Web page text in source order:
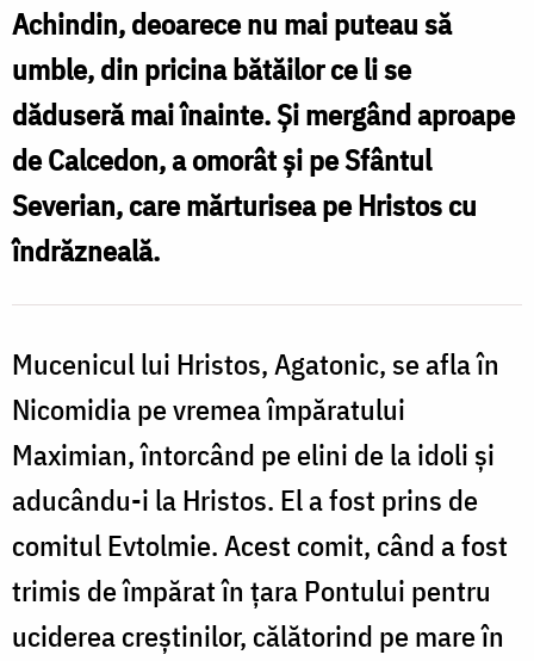
Achindin, deoarece nu mai puteau să
umble, din pricina bătăilor ce li se
dăduseră mai înainte. Şi mergând aproape
de Calcedon, a omorât şi pe Sfântul
Severian, care mărturisea pe Hristos cu
îndrăzneală.
Mucenicul lui Hristos, Agatonic, se afla în
Nicomidia pe vremea împăratului
Maximian, întorcând pe elini de la idoli şi
aducându-i la Hristos. El a fost prins de
comitul Evtolmie. Acest comit, când a fost
trimis de împărat în ţara Pontului pentru
uciderea creştinilor, călătorind pe mare în